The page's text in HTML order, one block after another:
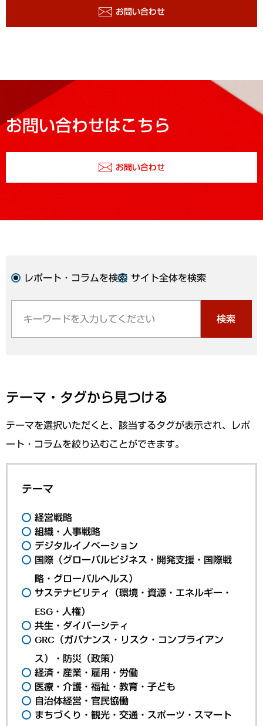
お問い合わせ
お問い合わせはこちら
お問い合わせ
レポート・コラムを検索 サイト全体を検索
検索
テーマ・タグから見つける
テーマを選択いただくと、該当するタグが表示され、レポ
ート・コラムを絞り込むことができます。
テーマ
経営戦略
組織・人事戦略
デジタルイノベーション
国際（グローバルビジネス・開発支援・国際戦
略・グローバルヘルス）
サステナビリティ（環境・資源・エネルギー・
ESG・人権）
共生・ダイバーシティ
GRC（ガバナンス・リスク・コンプライアン
ス）・防災（政策）
経済・産業・雇用・労働
医療・介護・福祉・教育・子ども
自治体経営・官民協働
まちづくり・観光・交通・スポーツ・スマート